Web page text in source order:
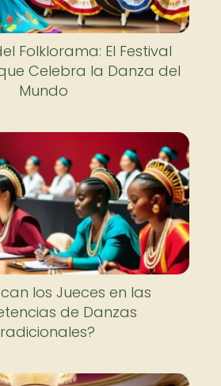
Folklorama: El Festival
Celebra la Danza del
Mundo
los Jueces en las
de Danzas